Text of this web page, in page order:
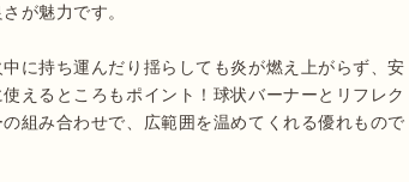
が魅力です。
中に持ち運んだり揺らしても炎が燃え上がらず、安
えるところもポイント！球状バーナーとリフレク
の組み合わせで、広範囲を温めてくれる優れもので